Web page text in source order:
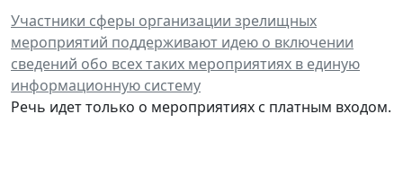
Участники сферы организации зрелищных
мероприятий поддерживают идею о включении
сведений обо всех таких мероприятиях в единую
информационную систему
Речь идет только о мероприятиях с платным входом.